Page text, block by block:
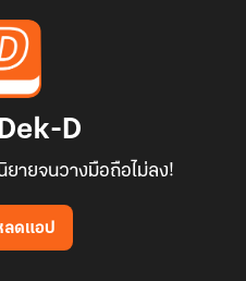
D
ายจนวางมือถือไม่ลง!
ลดแอป